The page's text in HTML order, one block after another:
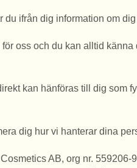
ifrån dig information om
oss och du kan alltid
kan hänföras till dig som
dig hur vi hanterar dina
AB, org nr.